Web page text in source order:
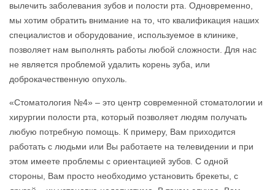
вылечить заболевания зубов и полости рта. Одновременно,
мы хотим обратить внимание на то, что квалификация наших
специалистов и оборудование, используемое в клинике,
позволяет нам выполнять работы любой сложности. Для нас
не является проблемой удалить корень зуба, или
доброкачественную опухоль.
«Стоматология №4» – это центр современной стоматологии и
хирургии полости рта, который позволяет людям получать
любую потребную помощь. К примеру, Вам приходится
работать с людьми или Вы работаете на телевидении и при
этом имеете проблемы с ориентацией зубов. С одной
стороны, Вам просто необходимо установить брекеты, с